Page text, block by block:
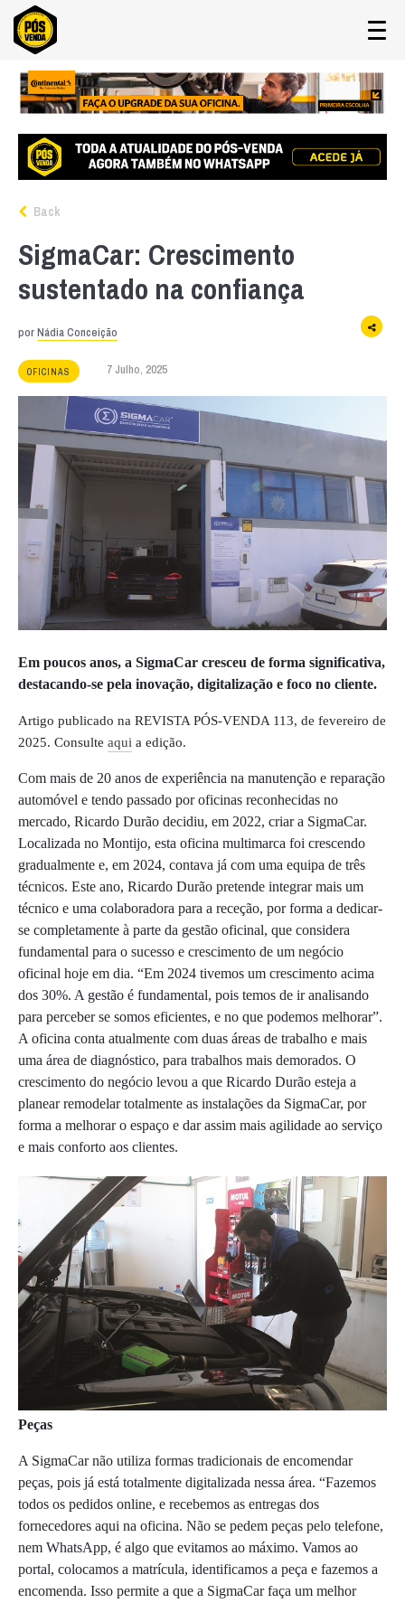
Back
SigmaCar: Crescimento
sustentado na confiança
porNádia Conceição
OFICINAS 7 Julho, 2025
Em poucos anos, a SigmaCar cresceu de forma significativa,
destacando-se pela inovação, digitalização e foco no cliente.
Artigo publicado na REVISTA PÓS-VENDA 113, de fevereiro de
2025. Consulte aqui a edição.
Com mais de 20 anos de experiência na manutenção e reparação
automóvel e tendo passado por oficinas reconhecidas no
mercado, Ricardo Durão decidiu, em 2022, criar a SigmaCar.
Localizada no Montijo, esta oficina multimarca foi crescendo
gradualmente e, em 2024, contava já com uma equipa de três
técnicos. Este ano, Ricardo Durão pretende integrar mais um
técnico e uma colaboradora para a receção, por forma a dedicar-
se completamente à parte da gestão oficinal, que considera
fundamental para o sucesso e crescimento de um negócio
oficinal hoje em dia. “Em 2024 tivemos um crescimento acima
dos 30%. A gestão é fundamental, pois temos de ir analisando
para perceber se somos eficientes, e no que podemos melhorar”.
A oficina conta atualmente com duas áreas de trabalho e mais
uma área de diagnóstico, para trabalhos mais demorados. O
crescimento do negócio levou a que Ricardo Durão esteja a
planear remodelar totalmente as instalações da SigmaCar, por
forma a melhorar o espaço e dar assim mais agilidade ao serviço
e mais conforto aos clientes.
Peças
A SigmaCar não utiliza formas tradicionais de encomendar
peças, pois já está totalmente digitalizada nessa área. “Fazemos
todos os pedidos online, e recebemos as entregas dos
fornecedores aqui na oficina. Não se pedem peças pelo telefone,
nem WhatsApp, é algo que evitamos ao máximo. Vamos ao
portal, colocamos a matrícula, identificamos a peça e fazemos a
encomenda. Isso permite a que a SigmaCar faça um melhor